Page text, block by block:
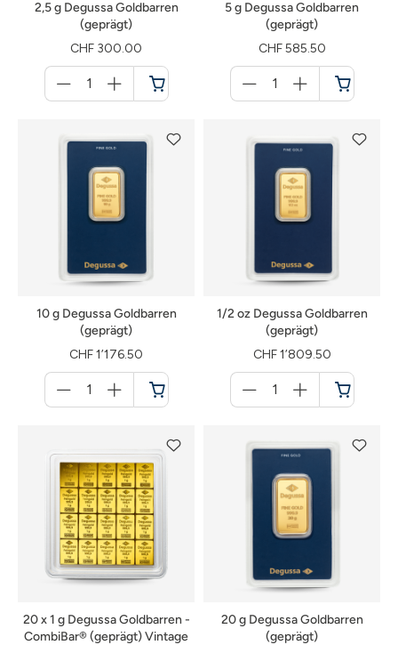
2,5 g Degussa Goldbarren
(geprägt)
CHF 300.00
für
Warenkorb
5 g Degussa Goldbarren
(geprägt)
CHF 585.50
für
Warenkorb
10 g Degussa Goldbarren
(geprägt)
CHF 1’176.50
für
Warenkorb
1/2 oz Degussa Goldbarren
(geprägt)
CHF 1’809.50
für
Warenkorb
20 x 1 g Degussa Goldbarren -
CombiBar® (geprägt) Vintage
20 g Degussa Goldbarren
(geprägt)